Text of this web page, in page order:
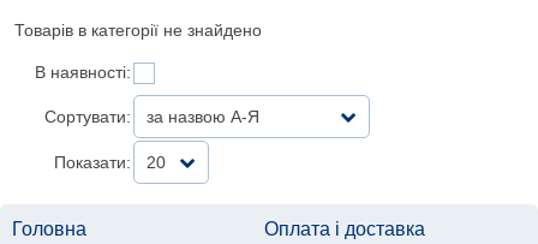
Товарів в категорії не знайдено
В наявності:
Сортувати: за назвою А-Я
Показати: 20
Головна
Оплата і доставка